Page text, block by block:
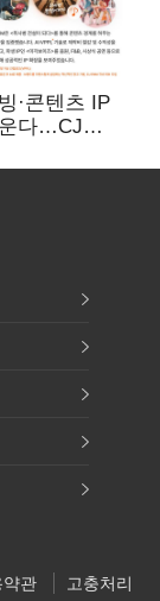
·콘텐츠 IP
다…CJ
벌 확장 가속
관
고충처리